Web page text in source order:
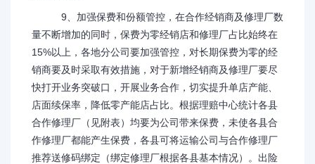
9、加强保费和份额管控，在合作经销商及修理厂数
量不断增加的同时，保费为零经销店和修理厂占比始终在
15%以上，各地分公司要加强管控，对长期保费为零的经
销商要及时采取有效措施，对于新增经销商及修理厂要尽
快打开业务突破口，开展业务合作，切实提升单店产能、
店面续保率，降低零产能店占比。根据理赔中心统计各县
合作修理厂（见附表）均要为公司带来保费，未使各县合
作修理厂都能产生保费，各县可将运输公司与合作修理厂
推荐送修码绑定（绑定修理厂根据各县基本情况）。出险